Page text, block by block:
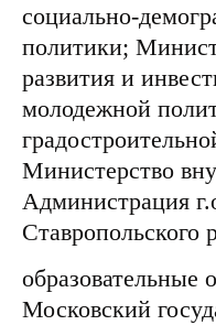
социально-
политики;
развития и
молодежной
Министерство
Администрация
Ставропольского
образовательные
Московский